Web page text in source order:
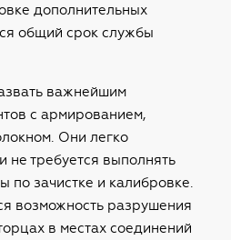
дополнительных
общий срок службы
важнейшим
с армированием,
Они легко
не требуется выполнять
по зачистке и калибровке.
возможность разрушения
в местах соединений